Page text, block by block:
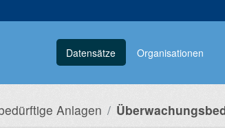
Datensätze Organisationen
Anlagen